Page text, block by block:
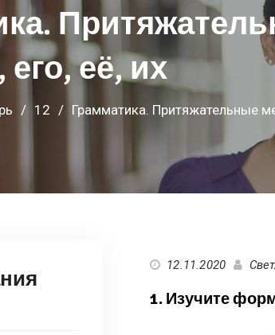
её, их
12 Грамматика. Притяжательные
12.11.2020
1. Изучите